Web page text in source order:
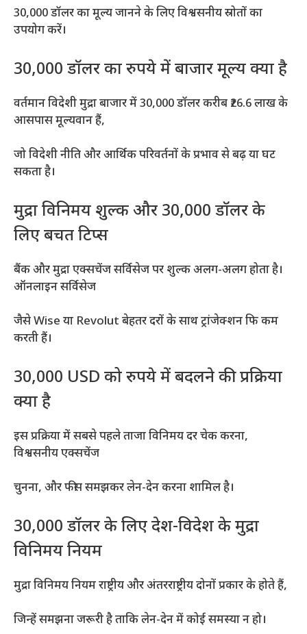
30,000 डॉलर का मूल्य जानने के लिए विश्वसनीय स्रोतों का
उपयोग करें।
30,000 डॉलर का रुपये में बाजार मूल्य क्या है
वर्तमान विदेशी मुद्रा बाजार में 30,000 डॉलर करीब ₹26.6 लाख के
आसपास मूल्यवान हैं,
जो विदेशी नीति और आर्थिक परिवर्तनों के प्रभाव से बढ़ या घट
सकता है।
मुद्रा विनिमय शुल्क और 30,000 डॉलर के
लिए बचत टिप्स
बैंक और मुद्रा एक्सचेंज सर्विसेज पर शुल्क अलग-अलग होता है।
ऑनलाइन सर्विसेज
जैसे Wise या Revolut बेहतर दरों के साथ ट्रांजेक्शन फि कम
करती हैं।
30,000 USD को रुपये में बदलने की प्रक्रिया
क्या है
इस प्रक्रिया में सबसे पहले ताजा विनिमय दर चेक करना,
विश्वसनीय एक्सचेंज
चुनना, और फीस समझकर लेन-देन करना शामिल है।
30,000 डॉलर के लिए देश-विदेश के मुद्रा
विनिमय नियम
मुद्रा विनिमय नियम राष्ट्रीय और अंतरराष्ट्रीय दोनों प्रकार के होते हैं,
जिन्हें समझना जरूरी है ताकि लेन-देन में कोई समस्या न हो।